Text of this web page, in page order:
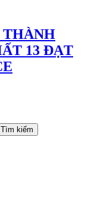
THÀNH
13 ĐẠT